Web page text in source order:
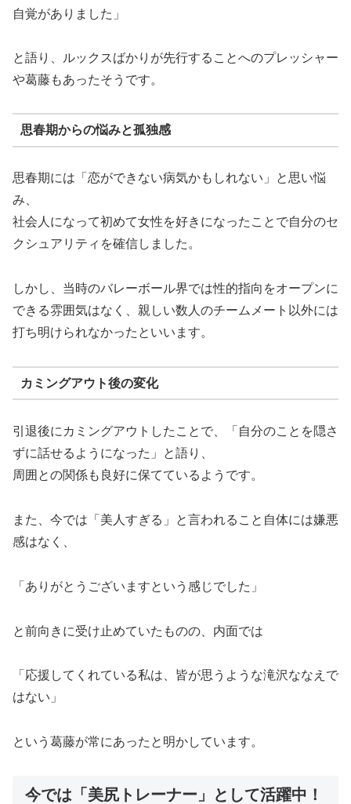
自覚がありました」
と語り、ルックスばかりが先行することへのプレッシャー
や葛藤もあったそうです。
思春期からの悩みと孤独感
思春期には「恋ができない病気かもしれない」と思い悩
み、
社会人になって初めて女性を好きになったことで自分のセ
クシュアリティを確信しました。
しかし、当時のバレーボール界では性的指向をオープンに
できる雰囲気はなく、親しい数人のチームメート以外には
打ち明けられなかったといいます。
カミングアウト後の変化
引退後にカミングアウトしたことで、「自分のことを隠さ
ずに話せるようになった」と語り、
周囲との関係も良好に保てているようです。
また、今では「美人すぎる」と言われること自体には嫌悪
感はなく、
「ありがとうございますという感じでした」
と前向きに受け止めていたものの、内面では
「応援してくれている私は、皆が思うような滝沢ななえで
はない」
という葛藤が常にあったと明かしています。
今では「美尻トレーナー」として活躍中！